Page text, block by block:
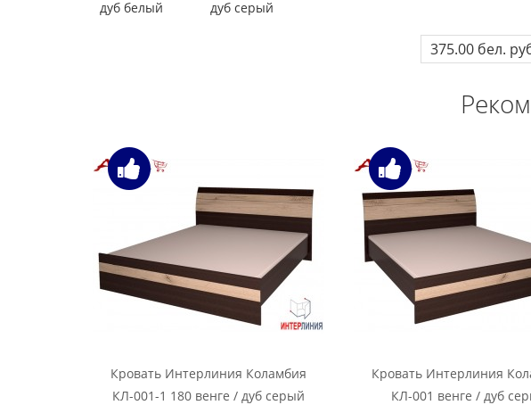
дуб белый дуб серый
375.00 бел.
Кровать Интерлиния Коламбия
КЛ-001-1 180 венге / дуб серый
Кровать Интерлиния
КЛ-001 венге / дуб